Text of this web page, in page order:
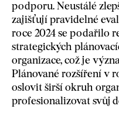
podporu. Neustálé
zajišťují pravidelné
roce 2024 se podařilo
strategických
organizace, což je
Plánované rozšíření v
oslovit širší okruh
profesionalizovat svůj